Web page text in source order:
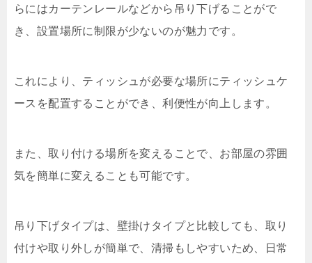
らにはカーテンレールなどから吊り下げることがで
き、設置場所に制限が少ないのが魅力です。
これにより、ティッシュが必要な場所にティッシュケ
ースを配置することができ、利便性が向上します。
また、取り付ける場所を変えることで、お部屋の雰囲
気を簡単に変えることも可能です。
吊り下げタイプは、壁掛けタイプと比較しても、取り
付けや取り外しが簡単で、清掃もしやすいため、日常